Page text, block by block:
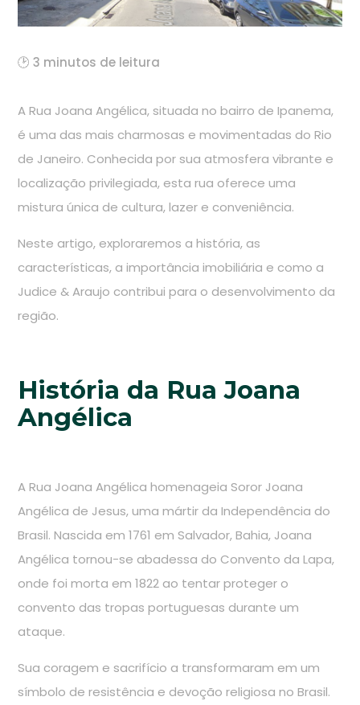
🕑 3 minutos de leitura
A Rua Joana Angélica, situada no bairro de Ipanema,
é uma das mais charmosas e movimentadas do Rio
de Janeiro. Conhecida por sua atmosfera vibrante e
localização privilegiada, esta rua oferece uma
mistura única de cultura, lazer e conveniência.
Neste artigo, exploraremos a história, as
características, a importância imobiliária e como a
Judice & Araujo contribui para o desenvolvimento da
região.
História da Rua Joana
Angélica
A Rua Joana Angélica homenageia Soror Joana
Angélica de Jesus, uma mártir da Independência do
Brasil. Nascida em 1761 em Salvador, Bahia, Joana
Angélica tornou-se abadessa do Convento da Lapa,
onde foi morta em 1822 ao tentar proteger o
convento das tropas portuguesas durante um
ataque.
Sua coragem e sacrifício a transformaram em um
símbolo de resistência e devoção religiosa no Brasil.